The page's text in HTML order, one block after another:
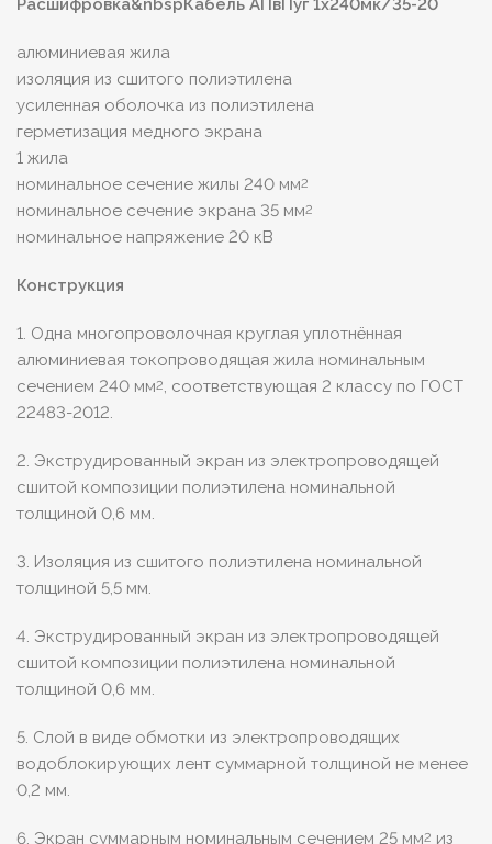
Расшифровка&nbspКабель АПвПуг 1х240мк/35-20
алюминиевая жила
изоляция из сшитого полиэтилена
усиленная оболочка из полиэтилена
герметизация медного экрана
1 жила
номинальное сечение жилы 240 мм2
номинальное сечение экрана 35 мм2
номинальное напряжение 20 кВ
Конструкция
1. Одна многопроволочная круглая уплотнённая
алюминиевая токопроводящая жила номинальным
сечением 240 мм2, соответствующая 2 классу по ГОСТ
22483-2012.
2. Экструдированный экран из электропроводящей
сшитой композиции полиэтилена номинальной
толщиной 0,6 мм.
3. Изоляция из сшитого полиэтилена номинальной
толщиной 5,5 мм.
4. Экструдированный экран из электропроводящей
сшитой композиции полиэтилена номинальной
толщиной 0,6 мм.
5. Слой в виде обмотки из электропроводящих
водоблокирующих лент суммарной толщиной не менее
0,2 мм.
6. Экран суммарным номинальным сечением 25 мм2 из